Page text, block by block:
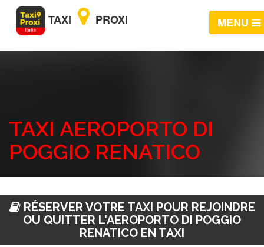
TAXI PROXI MENU
TAXI AEROPORTO DI
POGGIO RENATICO
RÉSERVER VOTRE TAXI POUR REJOINDRE
OU QUITTER L'AEROPORTO DI POGGIO
RENATICO EN TAXI